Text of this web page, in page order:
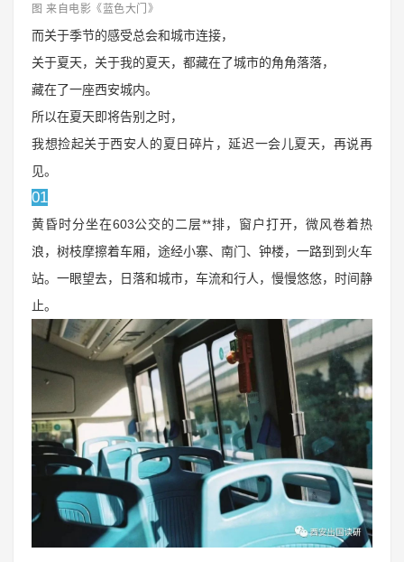
图 来自电影《蓝色大门》
而关于季节的感受总会和城市连接，
关于夏天，关于我的夏天，都藏在了城市的角角落落，
藏在了一座西安城内。
所以在夏天即将告别之时，
我想捡起关于西安人的夏日碎片，延迟一会儿夏天，再说再
见。
01
黄昏时分坐在603公交的二层**排，窗户打开，微风卷着热
浪，树枝摩擦着车厢，途经小寨、南门、钟楼，一路到到火车
站。一眼望去，日落和城市，车流和行人，慢慢悠悠，时间静
止。